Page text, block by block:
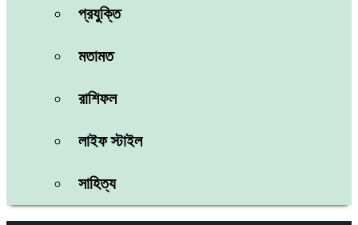
প্রযুক্তি
মতামত
রাশিফল
লাইফ স্টাইল
সাহিত্য